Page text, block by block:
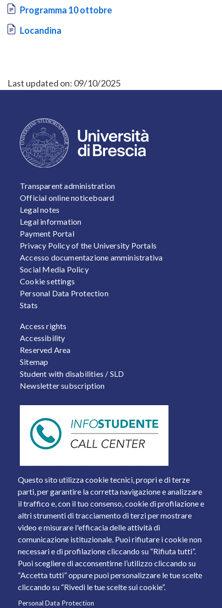
Document
Programma 10 ottobre
Document
Locandina
Last updated on: 09/10/2025
Questo sito utilizza cookie tecnici, propri e di terze
parti, per garantire la corretta navigazione e analizzare
il traffico e, con il tuo consenso, cookie di profilazione e
altri strumenti di tracciamento di terzi per mostrare
video e misurare l'efficacia delle attività di
comunicazione istituzionale. Puoi rifiutare i cookie non
necessari e di profilazione cliccando su “Rifiuta tutti”.
Puoi scegliere di acconsentirne l’utilizzo cliccando su
“Accetta tutti” oppure puoi personalizzare le tue scelte
cliccando su “Rivedi le tue scelte sui cookie”.
Personal Data Protection
FOOTER 1
Transparent administration
Official online noticeboard
Legal notes
Legal information
Payment Portal
Privacy Policy of the University Portals
Accesso documentazione amministrativa
Social Media Policy
Cookie settings
Personal Data Protection
Stats
FOOTER 2
Access rights
Accessibility
Reserved Area
Sitemap
Student with disabilities / SLD
Newsletter subscription
Piazza del Mercato, 15 - 25121 Brescia
Tel. +39 030 2988.1 PEC:
ammcentr@cert.unibs.it
Partita IVA: 01773710171 Codice Fiscale: 98007650173